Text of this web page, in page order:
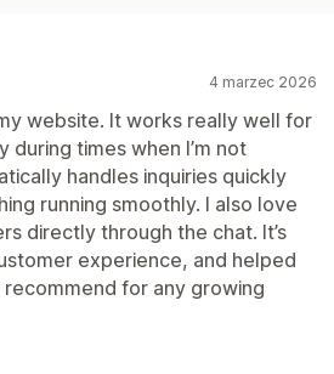
4 marzec 2026
website. It works really well for
times when I’m not
handles inquiries quickly
running smoothly. I also love
directly through the chat. It’s
experience, and helped
for any growing